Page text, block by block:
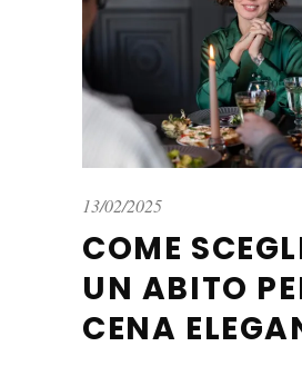
13/02/2025
COME
UN ABITO
CENA